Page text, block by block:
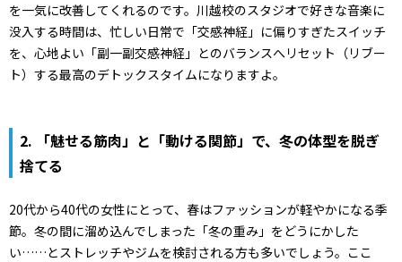
を一気に改善してくれるのです。川越校のスタジオで好きな音楽に
没入する時間は、忙しい日常で「交感神経」に偏りすぎたスイッチ
を、心地よい「副一副交感神経」とのバランスへリセット（リブー
ト）する最高のデトックスタイムになりますよ。
2. 「魅せる筋肉」と「動ける関節」で、冬の体型を脱ぎ
捨てる
20代から40代の女性にとって、春はファッションが軽やかになる季
節。冬の間に溜め込んでしまった「冬の重み」をどうにかした
い……とストレッチやジムを検討される方も多いでしょう。ここ